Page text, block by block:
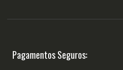
Pagamentos Seguros: